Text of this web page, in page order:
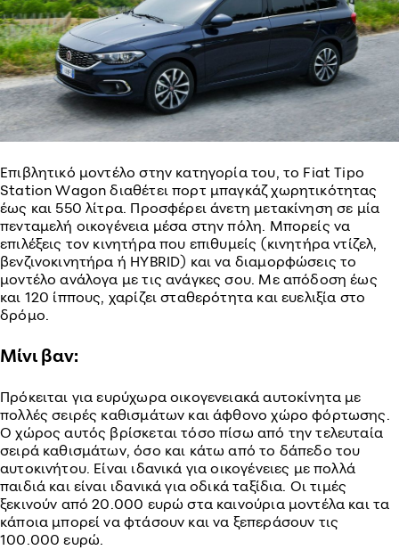
Επιβλητικό μοντέλο στην κατηγορία του, το Fiat Tipo
Station Wagon διαθέτει πορτ μπαγκάζ χωρητικότητας
έως και 550 λίτρα. Προσφέρει άνετη μετακίνηση σε μία
πενταμελή οικογένεια μέσα στην πόλη. Μπορείς να
επιλέξεις τον κινητήρα που επιθυμείς (κινητήρα ντίζελ,
βενζινοκινητήρα ή HYBRID) και να διαμορφώσεις το
μοντέλο ανάλογα με τις ανάγκες σου. Με απόδοση έως
και 120 ίππους, χαρίζει σταθερότητα και ευελιξία στο
δρόμο.
Μίνι βαν:
Πρόκειται για ευρύχωρα οικογενειακά αυτοκίνητα με
πολλές σειρές καθισμάτων και άφθονο χώρο φόρτωσης.
Ο χώρος αυτός βρίσκεται τόσο πίσω από την τελευταία
σειρά καθισμάτων, όσο και κάτω από το δάπεδο του
αυτοκινήτου. Είναι ιδανικά για οικογένειες με πολλά
παιδιά και είναι ιδανικά για οδικά ταξίδια. Οι τιμές
ξεκινούν από 20.000 ευρώ στα καινούρια μοντέλα και τα
κάποια μπορεί να φτάσουν και να ξεπεράσουν τις
100.000 ευρώ.